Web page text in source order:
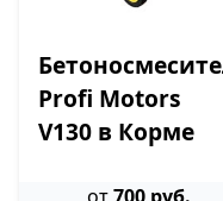
Profi Motors
V130 в Корме